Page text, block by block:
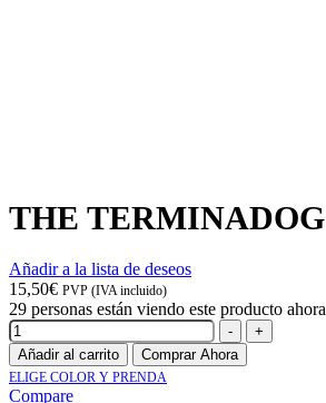
THE TERMINADOG
Añadir a la lista de deseos
15,50€ PVP (IVA incluido)
29 personas están viendo este producto
Cantidad
-
+
Añadir al carrito
Comprar Ahora
ELIGE COLOR Y PRENDA
Compare